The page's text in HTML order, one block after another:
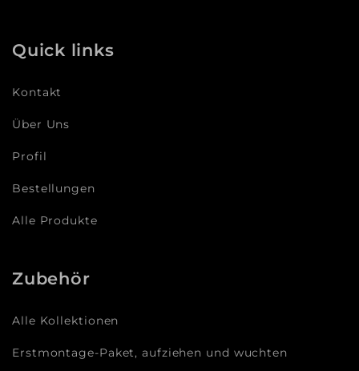
Quick links
Kontakt
Über Uns
Profil
Bestellungen
Alle Produkte
Zubehör
Alle Kollektionen
Erstmontage-Paket, aufziehen und wuchten